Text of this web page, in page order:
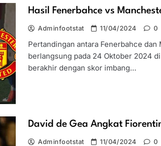
Hasil Fenerbahce vs
Adminfootstat 11/04/2024 0
Pertandingan antara Fenerbahce
berlangsung pada 24 Oktober 2024
berakhir dengan skor imbang…
David de Gea Angkat
Adminfootstat 11/04/2024 0